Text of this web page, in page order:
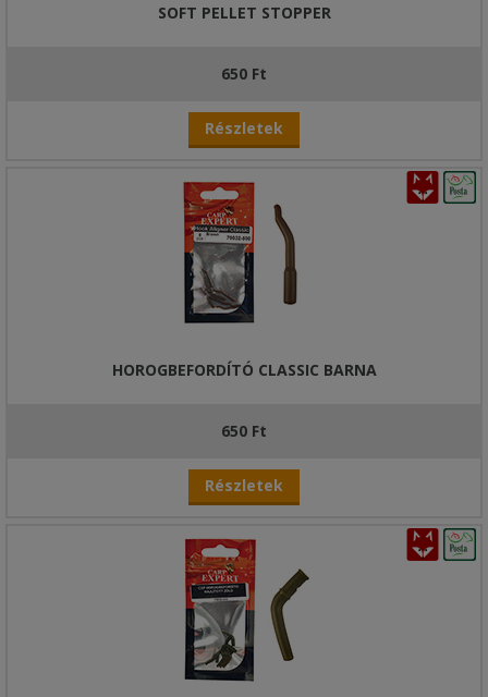
SOFT PELLET STOPPER
650 Ft
Részletek
HOROGBEFORDÍTÓ CLASSIC BARNA
650 Ft
Részletek